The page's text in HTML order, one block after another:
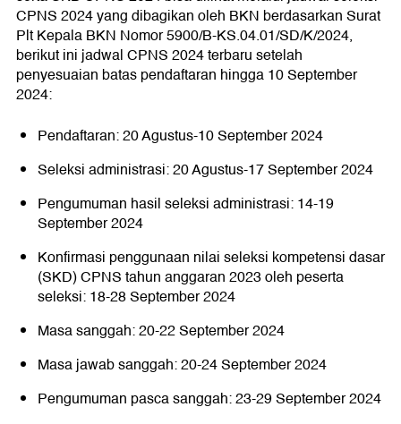
CPNS 2024 yang dibagikan oleh BKN berdasarkan Surat
Plt Kepala BKN Nomor 5900/B-KS.04.01/SD/K/2024,
berikut ini jadwal CPNS 2024 terbaru setelah
penyesuaian batas pendaftaran hingga 10 September
2024:
Pendaftaran: 20 Agustus-10 September 2024
Seleksi administrasi: 20 Agustus-17 September 2024
Pengumuman hasil seleksi administrasi: 14-19
September 2024
Konfirmasi penggunaan nilai seleksi kompetensi dasar
(SKD) CPNS tahun anggaran 2023 oleh peserta
seleksi: 18-28 September 2024
Masa sanggah: 20-22 September 2024
Masa jawab sanggah: 20-24 September 2024
Pengumuman pasca sanggah: 23-29 September 2024